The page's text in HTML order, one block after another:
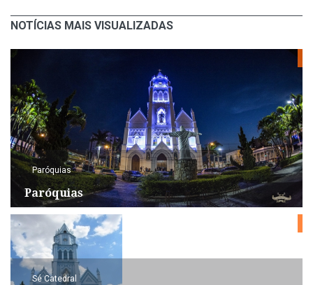
NOTÍCIAS MAIS VISUALIZADAS
Paróquias
Paróquias
Sé Catedral